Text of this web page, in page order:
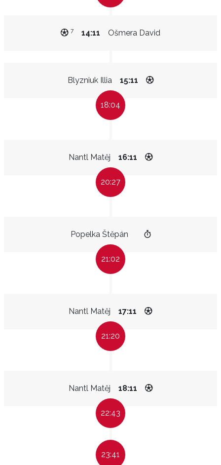
Ošmera David
14:11
7
Blyzniuk Illia 15:11
18:04
Nantl Matěj 16:11
20:27
Popelka Štěpán
21:02
Nantl Matěj 17:11
21:20
Nantl Matěj 18:11
22:43
23:41